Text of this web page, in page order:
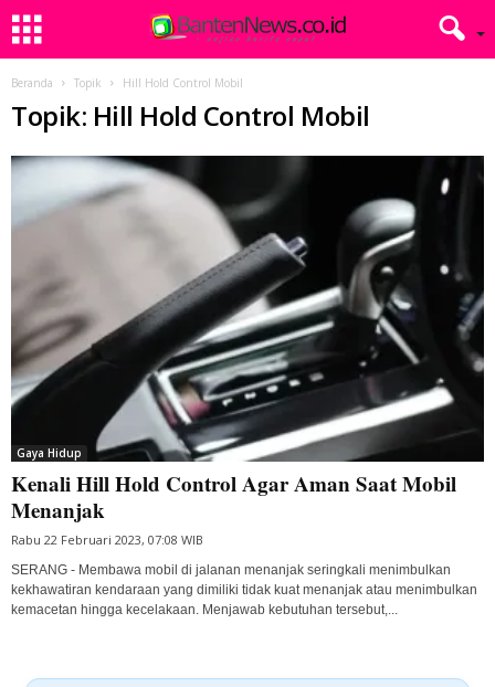
Beranda Topik Hill Hold Control Mobil
Topik: Hill Hold Control Mobil
Gaya Hidup
Kenali Hill Hold Control Agar Aman Saat Mobil
Menanjak
Rabu 22 Februari 2023, 07:08 WIB
SERANG - Membawa mobil di jalanan menanjak seringkali menimbulkan
kekhawatiran kendaraan yang dimiliki tidak kuat menanjak atau menimbulkan
kemacetan hingga kecelakaan. Menjawab kebutuhan tersebut,...